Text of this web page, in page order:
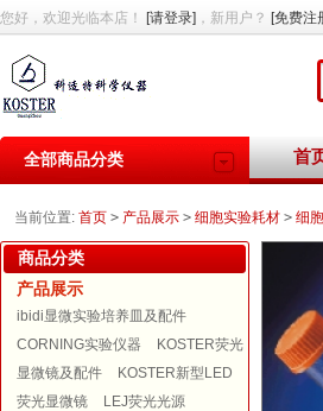
您好，欢迎光临本店！ [请登录] ，新用户？ [免费注
全部商品分类 首
当前位置: 首页 > 产品展示 > 细胞实验耗材 > 细
商品分类
产品展示
ibidi显微实验培养皿及配件
CORNING实验仪器
KOSTER荧光
显微镜及配件
KOSTER新型LED
荧光显微镜
LEJ荧光光源